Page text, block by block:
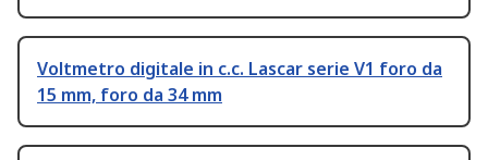
Voltmetro digitale in c.c. Lascar serie V1 foro da
15 mm, foro da 34 mm